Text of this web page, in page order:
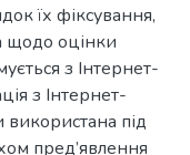
їх фіксування,
щодо оцінки
з Інтернет-
з Інтернет-
під
пред’явлення